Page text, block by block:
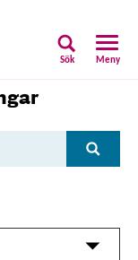
Sök Meny
Sök